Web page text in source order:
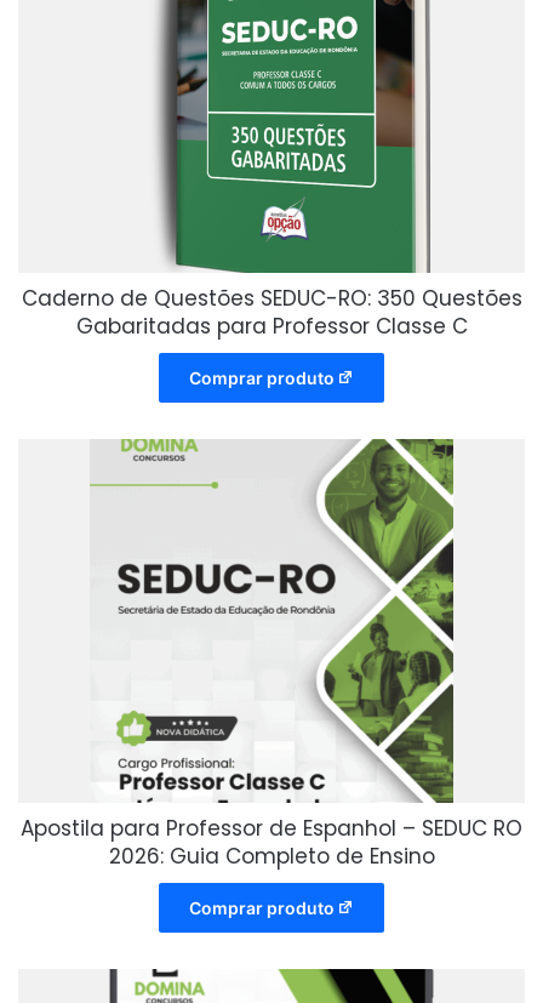
Caderno de Questões SEDUC-RO: 350 Questões
Gabaritadas para Professor Classe C
Comprar produto
Apostila para Professor de Espanhol – SEDUC RO
2026: Guia Completo de Ensino
Comprar produto